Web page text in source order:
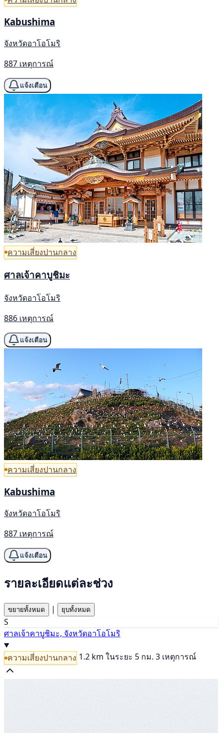
Kabushima
จังหวัดอาโอโมริ
887 เหตุการณ์
แจ้งเตือน
ความเสี่ยงปานกลาง
ศาลเจ้าคาบูชิมะ
จังหวัดอาโอโมริ
886 เหตุการณ์
แจ้งเตือน
ความเสี่ยงปานกลาง
Kabushima
จังหวัดอาโอโมริ
887 เหตุการณ์
แจ้งเตือน
รายละเอียดแต่ละช่วง
ขยายทั้งหมด | ยุบทั้งหมด
S
ศาลเจ้าคาบูชิมะ, จังหวัดอาโอโมริ
ความเสี่ยงปานกลาง 1.2 km ในระยะ 5 กม. 3 เหตุการณ์